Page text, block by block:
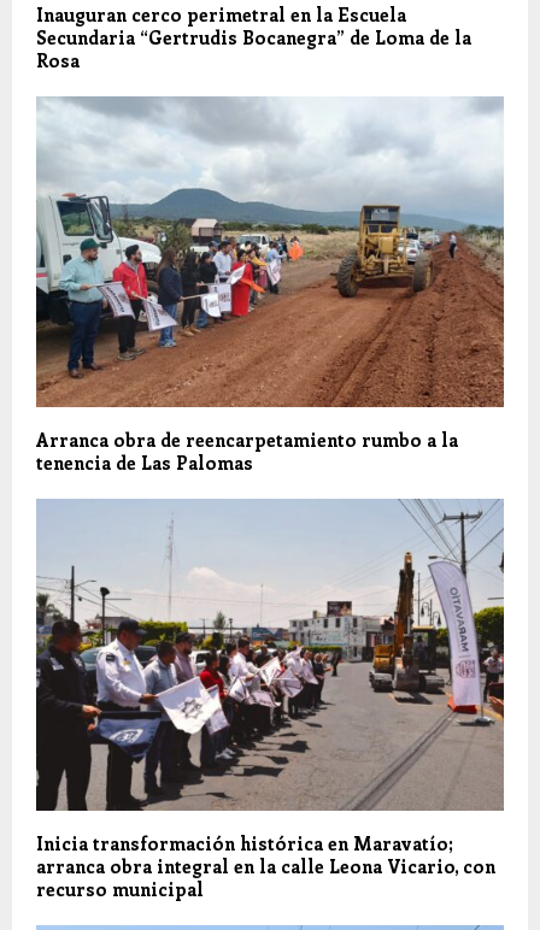
Inauguran cerco perimetral en la Escuela
Secundaria “Gertrudis Bocanegra” de Loma de la
Rosa
Arranca obra de reencarpetamiento rumbo a la
tenencia de Las Palomas
Inicia transformación histórica en Maravatío;
arranca obra integral en la calle Leona Vicario, con
recurso municipal